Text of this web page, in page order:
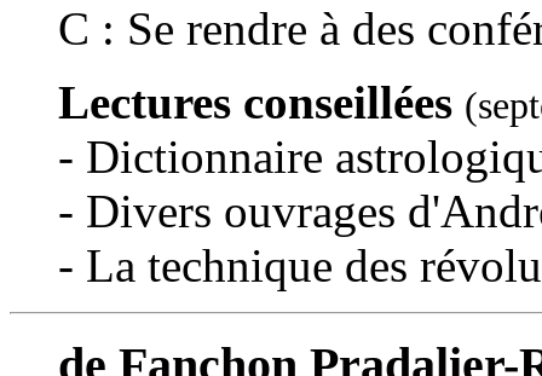
C : Se rendre à des
Lectures conseillées
- Dictionnaire
- Divers ouvrages
- La technique des
de Fanchon Pradalier-